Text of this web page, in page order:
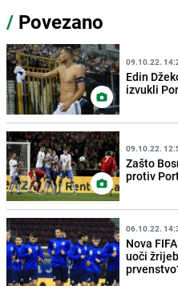
/ Povezano
09.10.22.
Edin
izvukli
09.10.22.
Zašto
protiv
06.10.22.
Nova
uoči